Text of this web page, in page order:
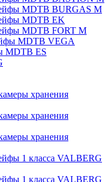
MDTB BURGAS M
MDTB EK
MDTB FORT M
MDTB VEGA
MDTB ES
хранения
хранения
хранения
1 класса VALBERG
1 класса VALBERG